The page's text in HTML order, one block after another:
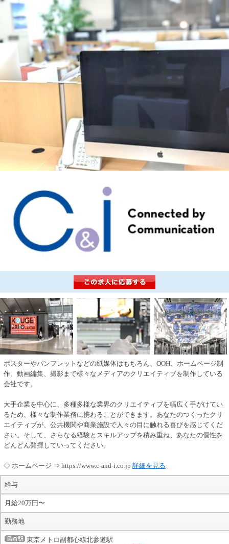
ポスターやパンフレットなどの紙媒体はもちろん、OOH、ホームページ制
作、動画編集、撮影まで様々なメディアのクリエイティブを制作している
会社です。
大手企業を中心に、多種多様な業界のクリエイティブを幅広く手がけてい
るため、様々な制作業務に携わることができます。あなたのつくったクリ
エイティブが、公共機関や商業施設で人々の目に触れる喜びを感じてくだ
さい。そして、さらなる経験とスキルアップを積み重ね、あなたの個性を
どんどん発揮していってください。
◇ ホームページ ⇒ https://www.c-and-i.co.jp 詳細を見る
給与
月給20万円〜
勤務地
東京メトロ副都心線北参道駅